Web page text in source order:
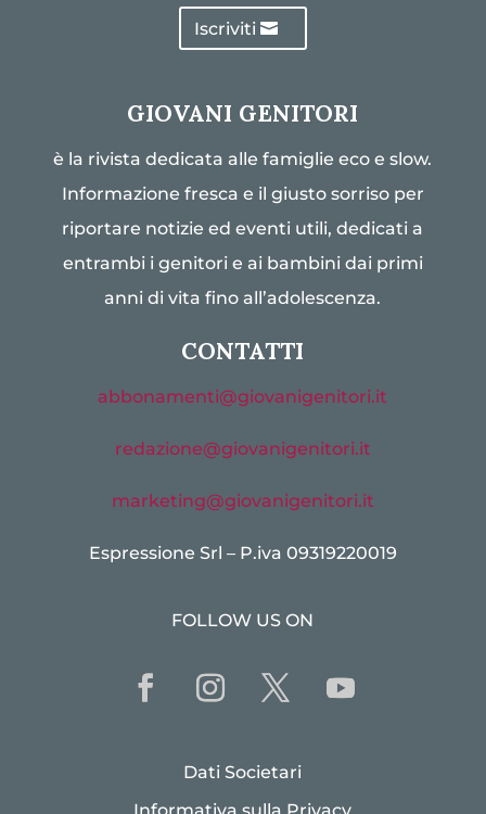
Iscriviti
GIOVANI GENITORI
è la rivista dedicata alle famiglie eco e slow.
Informazione fresca e il giusto sorriso per
riportare notizie ed eventi utili, dedicati a
entrambi i genitori e ai bambini dai primi
anni di vita fino all’adolescenza.
CONTATTI
abbonamenti@giovanigenitori.it
redazione@giovanigenitori.it
marketing@giovanigenitori.it
Espressione Srl – P.iva 09319220019
FOLLOW US ON
Dati Societari